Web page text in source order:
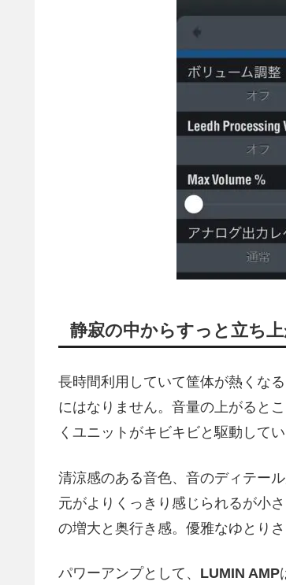
静寂の中からすっと立ち
長時間利用していて筐体が熱くな
にはなりません。音量の上がると
くユニットがキビキビと駆動してい
清涼感のある音色、音のディテー
元がよりくっきり感じられるが小
の増大と奥行き感。優雅なゆとり
パワーアンプとして、 LUMIN AMP